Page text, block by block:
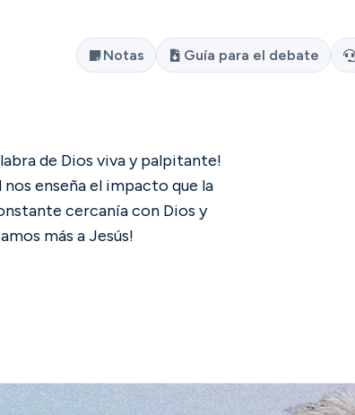
Notas Guía para el debate
de Dios viva y palpitante!
enseña el impacto que la
cercanía con Dios y
más a Jesús!